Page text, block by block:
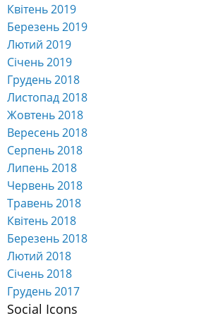
Квітень 2019
Березень 2019
Лютий 2019
Січень 2019
Грудень 2018
Листопад 2018
Жовтень 2018
Вересень 2018
Серпень 2018
Липень 2018
Червень 2018
Травень 2018
Квітень 2018
Березень 2018
Лютий 2018
Січень 2018
Грудень 2017
Social Icons